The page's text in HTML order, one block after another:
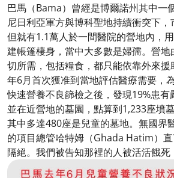
巴馬（Bama）曾經是博爾諾州其中一
尼日利亞軍方與博科聖地持續衝突下，
但就有1.1萬人於一間醫院的營地內，
建帳篷棲身，當中大多數是婦孺。營
切所需，包括糧食，都只能依靠外來
年6月首次獲准到當地評估醫療需要，
快速營養不良篩檢之後，發現19%患有
並在近營地的墓園，點算到1,233座墳
其中多達480座是兒童的墓地。無國界
的項目總管哈特姆（Ghada Hatim）
隔絕。我們被告知那裡的人被活活餓死